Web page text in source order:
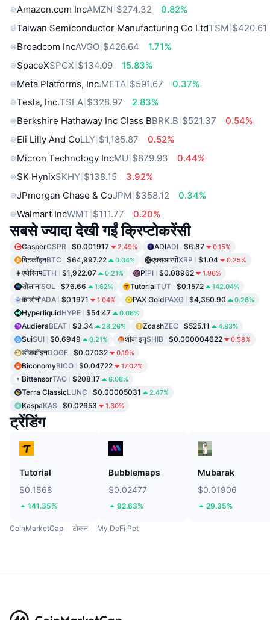
Amazon.com IncAMZN $274.32
0.82%
Taiwan Semiconductor Manufacturing Co LtdTSM $420.61
Broadcom IncAVGO $426.64
1.71%
SpaceXSPCX $134.09
15.83%
Meta Platforms, Inc.META $591.67
0.37%
Tesla, Inc.TSLA $328.97
2.83%
Berkshire Hathaway Inc Class BBRK.B $521.37
0.54%
Eli Lilly And CoLLY $1,185.87
0.52%
Micron Technology IncMU $879.93
0.44%
SK HynixSKHY $138.15
3.92%
JPmorgan Chase & CoJPM $358.12
0.34%
Walmart IncWMT $111.77 0.20%
सबसे ज्यादा देखी गईं क्रिप्टोकरेंसी
CasperCSPR $0.001917 2.49% ADIADI $6.87 0.15%
बिटकॉइनBTC $64,997.22 0.04% एक्सआरपीXRP $1.04 0.25%
एथेरियमETH $1,922.07 0.21% PiPI $0.08962 1.96%
सोलानाSOL $76.66 1.62% TutorialTUT $0.1572 142.04%
कार्डानोADA $0.1971 1.04% PAX GoldPAXG $4,350.90 0.26%
HyperliquidHYPE $54.47 0.06%
AudieraBEAT $3.34 28.26% ZcashZEC $525.11 4.83%
SuiSUI $0.6949 0.21% शीबा इनुSHIB $0.000004622 0.58%
डॉजकॉइनDOGE $0.07032 0.19%
BiconomyBICO $0.04722 17.02%
BittensorTAO $208.17 6.06%
Terra ClassicLUNC $0.00005031 2.47%
KaspaKAS $0.02653 1.30%
ट्रेंडिंग
Tutorial
$0.1568
141.35%
Bubblemaps
$0.02477
92.63%
Mubarak
$0.01906
29.35%
CoinMarketCap टोकन My DeFi Pet